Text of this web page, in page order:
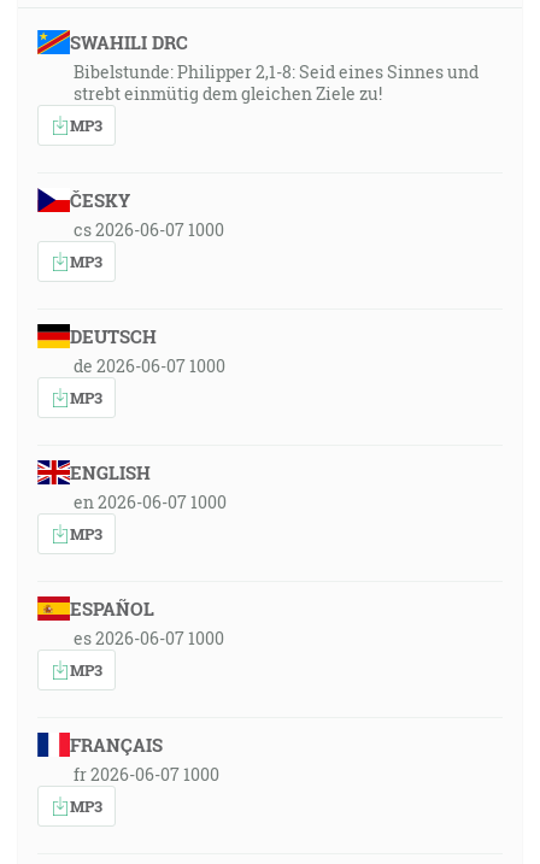
SWAHILI DRC
Bibelstunde: Philipper 2,1-8: Seid eines Sinnes und
strebt einmütig dem gleichen Ziele zu!
MP3
ČESKY
cs 2026-06-07 1000
MP3
DEUTSCH
de 2026-06-07 1000
MP3
ENGLISH
en 2026-06-07 1000
MP3
ESPAÑOL
es 2026-06-07 1000
MP3
FRANÇAIS
fr 2026-06-07 1000
MP3